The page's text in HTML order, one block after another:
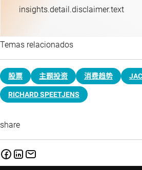
insights.detail.disclaimer.text
Temas relacionados
股票 主题投资 消费趋势
RICHARD SPEETJENS
share